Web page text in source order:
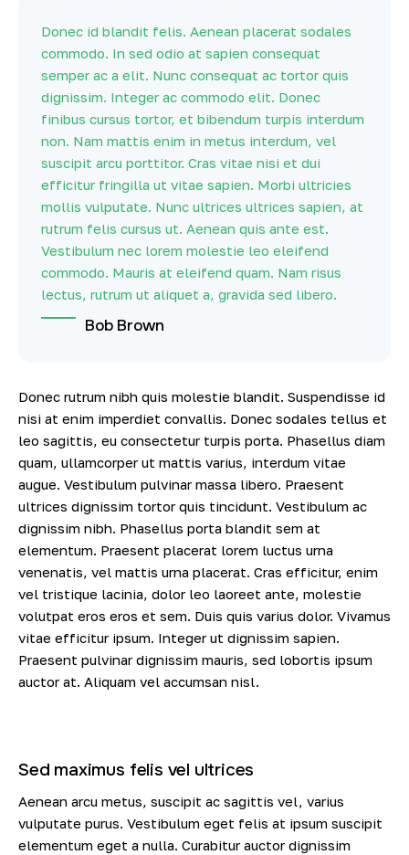
Donec id blandit felis. Aenean placerat sodales
commodo. In sed odio at sapien consequat
semper ac a elit. Nunc consequat ac tortor quis
dignissim. Integer ac commodo elit. Donec
finibus cursus tortor, et bibendum turpis interdum
non. Nam mattis enim in metus interdum, vel
suscipit arcu porttitor. Cras vitae nisi et dui
efficitur fringilla ut vitae sapien. Morbi ultricies
mollis vulputate. Nunc ultrices ultrices sapien, at
rutrum felis cursus ut. Aenean quis ante est.
Vestibulum nec lorem molestie leo eleifend
commodo. Mauris at eleifend quam. Nam risus
lectus, rutrum ut aliquet a, gravida sed libero.
Bob Brown
Donec rutrum nibh quis molestie blandit. Suspendisse id
nisi at enim imperdiet convallis. Donec sodales tellus et
leo sagittis, eu consectetur turpis porta. Phasellus diam
quam, ullamcorper ut mattis varius, interdum vitae
augue. Vestibulum pulvinar massa libero. Praesent
ultrices dignissim tortor quis tincidunt. Vestibulum ac
dignissim nibh. Phasellus porta blandit sem at
elementum. Praesent placerat lorem luctus urna
venenatis, vel mattis urna placerat. Cras efficitur, enim
vel tristique lacinia, dolor leo laoreet ante, molestie
volutpat eros eros et sem. Duis quis varius dolor. Vivamus
vitae efficitur ipsum. Integer ut dignissim sapien.
Praesent pulvinar dignissim mauris, sed lobortis ipsum
auctor at. Aliquam vel accumsan nisl.
Sed maximus felis vel ultrices
Aenean arcu metus, suscipit ac sagittis vel, varius
vulputate purus. Vestibulum eget felis at ipsum suscipit
elementum eget a nulla. Curabitur auctor dignissim